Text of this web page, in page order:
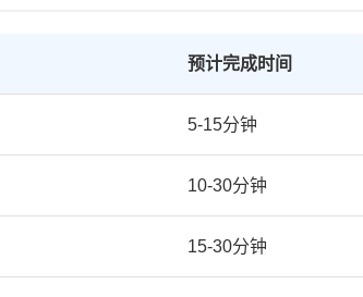
预计完成时间
5-15分钟
10-30分钟
15-30分钟